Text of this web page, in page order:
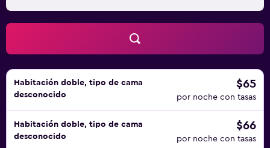
Habitación doble, tipo de cama
desconocido
$65
por noche con tasas
Habitación doble, tipo de cama
desconocido
$66
por noche con tasas